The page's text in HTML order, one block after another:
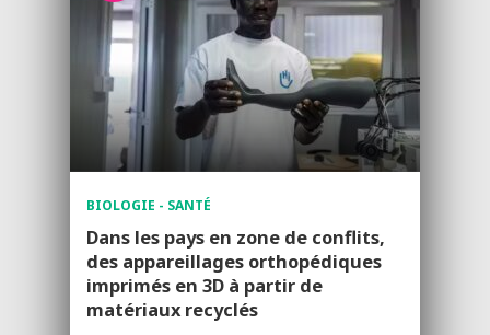
BIOLOGIE - SANTÉ
Dans les pays en zone de conflits,
des appareillages orthopédiques
imprimés en 3D à partir de
matériaux recyclés